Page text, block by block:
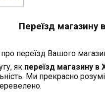
Переїзд магазину
переїзд Вашого
як переїзд магазину в
Ми прекрасно